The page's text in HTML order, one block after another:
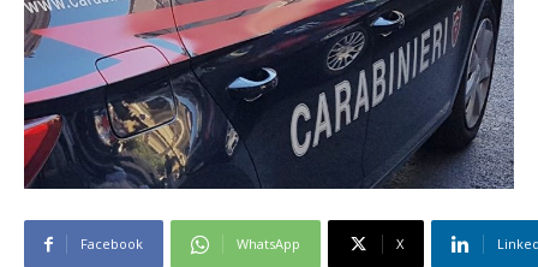
Facebook WhatsApp X